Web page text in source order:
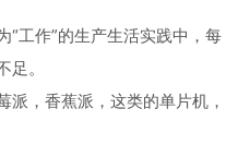
“工作”的生产生活实践中，每
。
派，香蕉派，这类的单片机，